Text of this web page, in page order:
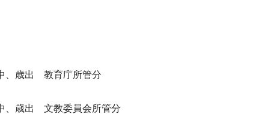
、歳出 教育庁所管分
、歳出 文教委員会所管分